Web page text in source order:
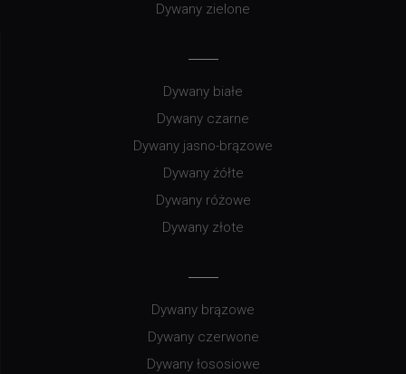
Dywany zielone
Dywany białe
Dywany czarne
Dywany jasno-brązowe
Dywany żółte
Dywany różowe
Dywany złote
Dywany brązowe
Dywany czerwone
Dywany łososiowe